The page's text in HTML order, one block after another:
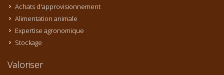
Achats d'approvisionnement
Alimentation animale
Expertise agronomique
Stockage
Valoriser